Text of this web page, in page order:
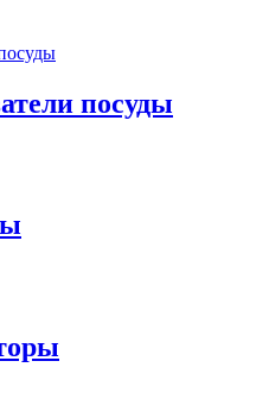
посуды